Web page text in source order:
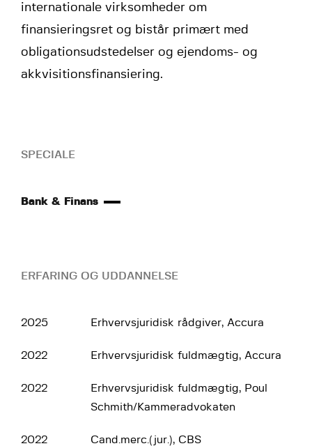
internationale virksomheder om
finansieringsret og bistår primært med
obligationsudstedelser og ejendoms- og
akkvisitionsfinansiering.
SPECIALE
Bank & Finans
ERFARING OG UDDANNELSE
2025 Erhvervsjuridisk rådgiver, Accura
2022 Erhvervsjuridisk fuldmægtig, Accura
2022
Erhvervsjuridisk fuldmægtig, Poul
Schmith/Kammeradvokaten
2022 Cand.merc.(jur.), CBS